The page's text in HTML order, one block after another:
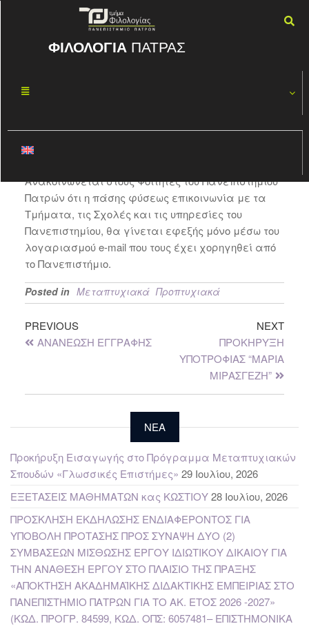
ΦΙΛΟΛΟΓΙΑ ΠΑΤΡΑΣ
01
ΜΕ ΤΟ ΤΜΗΜΑ
ΦΏΤΗΣ ΚΑΣΠΊΡΗΣ
Ανακοινώνεται στους Φοιτητές του Πανεπιστημίου
Πατρών ότι η πάσης φύσεως επικοινωνία με τα
Τμήματα, τις Σχολές και τις υπηρεσίες του
Πανεπιστημίου, θα γίνεται εφεξής μόνο μέσω του
λογαριασμού e-mail που τους έχει χορηγηθεί από
το Πανεπιστήμιο.
Posted in Μεταπτυχιακά Προπτυχιακά
PREVIOUS
ΑΝΑΝΕΩΣΗ ΕΓΓΡΑΦΗΣ
NEXT
ΠΡΟΚΗΡΥΞΗ
ΥΠΟΤΡΟΦΙΑΣ “ΜΑΡΙΑ
ΜΙΡΑΣΓΕΖΗ”
NEA
Προκήρυξη Εισαγωγής στο Πρόγραμμα Μεταπτυχιακών
Σπουδών «Γλωσσικές Επιστήμες» 29 Ιουλίου, 2026
ΕΞΕΤΑΣΕΙΣ ΜΑΘΗΜΑΤΩΝ κας ΚΩΣΤΙΟΥ28 Ιουλίου, 2026
ΠΡΟΣΚΛΗΣΗ ΕΚΔΗΛΩΣΗΣ ΕΝΔΙΑΦΕΡΟΝΤΟΣ ΓΙΑ
ΥΠΟΒΟΛΗ ΠΡΟΤΑΣΗΣ ΠΡΟΣ ΣΥΝΑΨΗ ΔΥΟ (2)
ΣΥΜΒΑΣΕΩΝ ΜΙΣΘΩΣΗΣ ΕΡΓΟΥ ΙΔΙΩΤΙΚΟΥ ΔΙΚΑΙΟΥ ΓΙΑ
ΤΗΝ ΑΝΑΘΕΣΗ ΕΡΓΟΥ ΣΤΟ ΠΛΑΙΣΙΟ ΤΗΣ ΠΡΑΞΗΣ
«ΑΠΟΚΤΗΣΗ ΑΚΑΔΗΜΑΪΚΗΣ ΔΙΔΑΚΤΙΚΗΣ ΕΜΠΕΙΡΙΑΣ ΣΤΟ
ΠΑΝΕΠΙΣΤΗΜΙΟ ΠΑΤΡΩΝ ΓΙΑ ΤΟ ΑΚ. ΕΤΟΣ 2026 -2027»
(ΚΩΔ. ΠΡΟΓΡ. 84599, ΚΩΔ. ΟΠΣ: 6057481– ΕΠΙΣΤΗΜΟΝΙΚΑ